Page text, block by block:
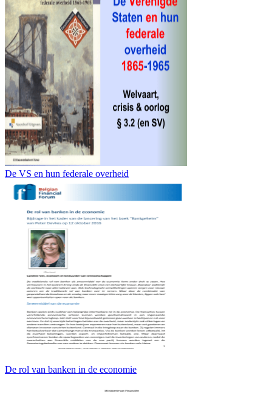
De VS en hun federale overheid
De rol van banken in de economie